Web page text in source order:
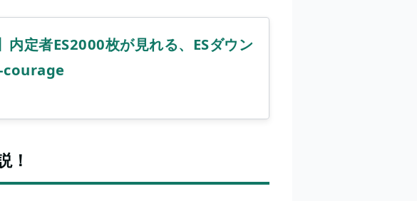
内定者ES2000枚が見れる、ESダウン
courage
！